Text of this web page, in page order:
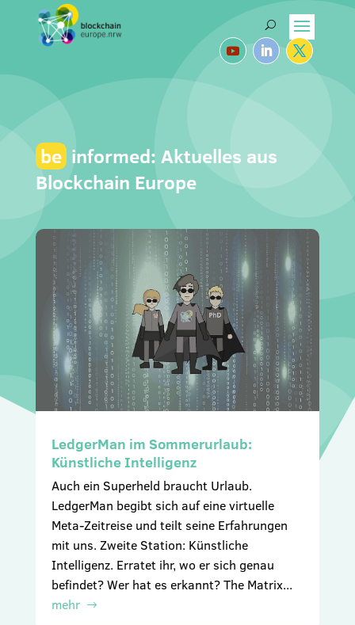
be informed: Aktuelles aus
Blockchain Europe
LedgerMan im Sommerurlaub:
Künstliche Intelligenz
Auch ein Superheld braucht Urlaub.
LedgerMan begibt sich auf eine virtuelle
Meta-Zeitreise und teilt seine Erfahrungen
mit uns. Zweite Station: Künstliche
Intelligenz. Erratet ihr, wo er sich genau
befindet? Wer hat es erkannt? The Matrix...
mehr